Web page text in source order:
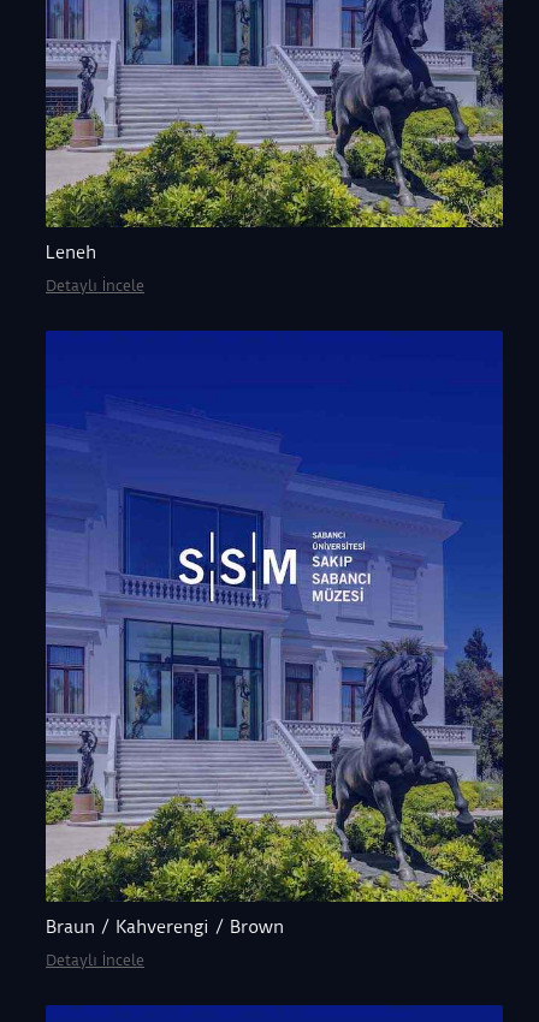
Leneh
Detaylı İncele
Braun / Kahverengi / Brown
Detaylı İncele